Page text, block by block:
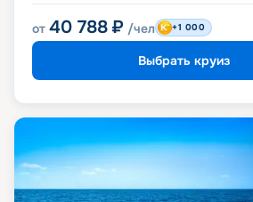
от 40 788 ₽ /чел +1 000
Выбрать круиз